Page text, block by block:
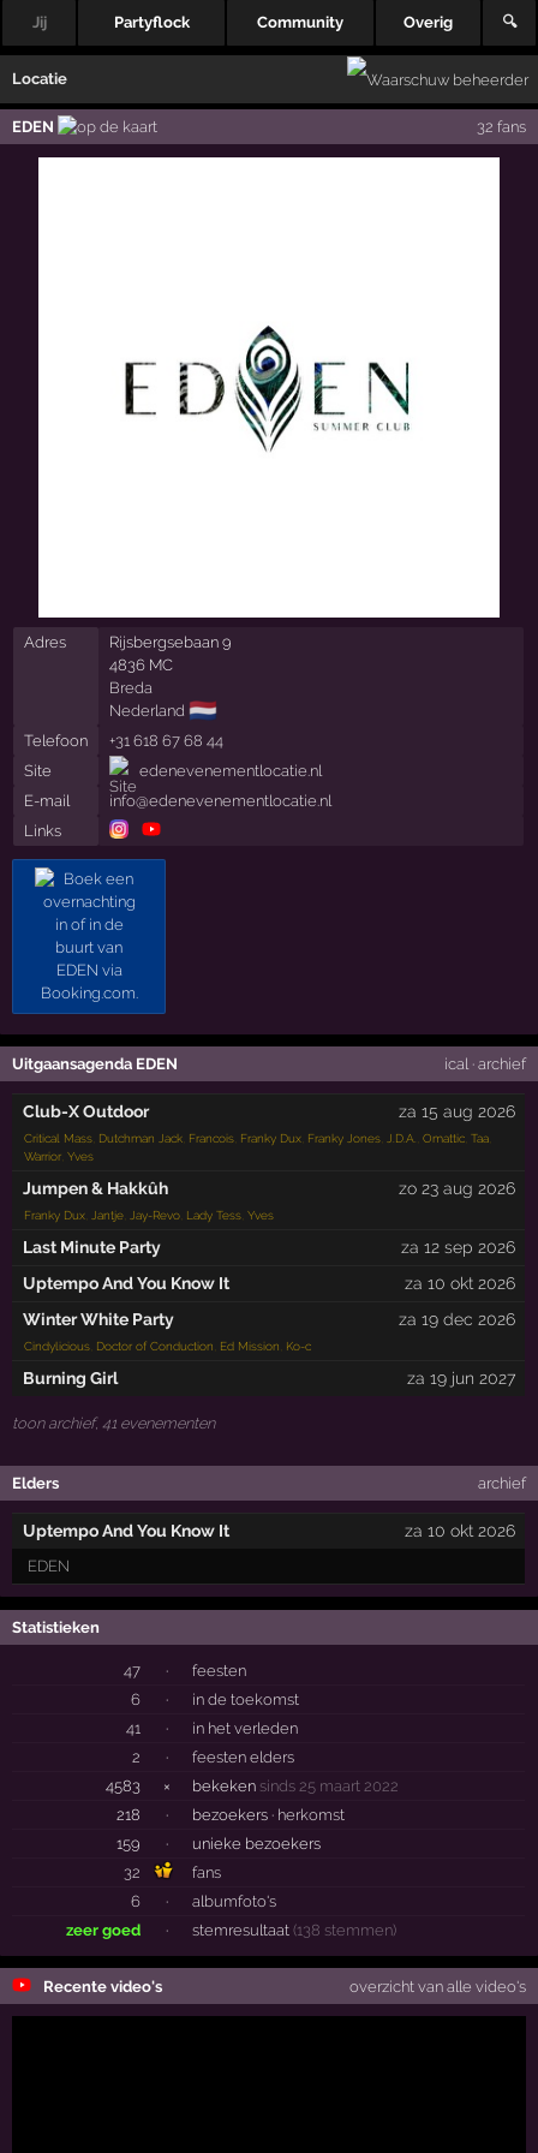
Jij Partyflock Community Overig 🔍
Locatie
EDEN 32 fans
Adres
Rijsbergsebaan 9
4836 MC
Breda
Nederland 🇳🇱
Telefoon
+31 618 67 68 44
Site
edenevenementlocatie.nl
E-mail
info@edenevenementlocatie.nl
Links
Uitgaansagenda EDEN ical · archief
Club-X Outdoor za 15 aug 2026
Critical Mass Dutchman Jack Francois Franky Dux Franky Jones J.D.A. ,Omattic ,Taa
Warrior ,Yves
Jumpen & Hakkûh zo 23 aug 2026
Franky Dux Jantje Jay-Revo Lady Tess ,Yves
Last Minute Party
za 12 sep 2026
Uptempo And You Know It
za 10 okt 2026
Winter White Party
za 19 dec 2026
Cindylicious Doctor of Conduction Ed Mission Ko-c
Burning Girl za 19 jun 2027
toon archief, 41 evenementen
Elders archief
Uptempo And You Know It za 10 okt 2026
EDEN
Statistieken
47 ·
feesten
6
·
in de toekomst
41
·
in het verleden
2
·
feesten elders
4583
× bekeken sinds 25 maart 2022
218
· bezoekers · herkomst
159
·
unieke bezoekers
32
fans
6
·
albumfoto's
zeer goed
· stemresultaat (138 stemmen)
Recente video's overzicht van alle video's